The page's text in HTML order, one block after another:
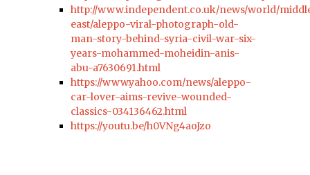
http://www.independent.co.uk/news/world/
east/aleppo-viral-photograph-old-
man-story-behind-syria-civil-war-six-
years-mohammed-moheidin-anis-
abu-a7630691.html
https://www.yahoo.com/news/aleppo-
car-lover-aims-revive-wounded-
classics-034136462.html
https://youtu.be/h0VNg4aoJzo